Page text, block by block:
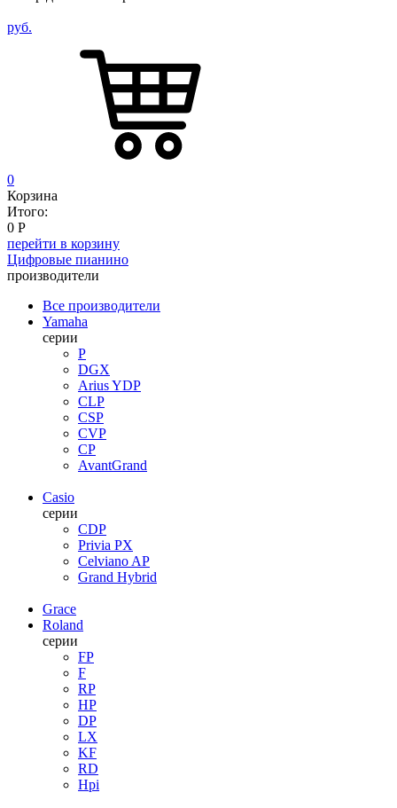
руб.
0
Корзина
Итого:
0 Р
перейти в корзину
Цифровые пианино
производители
Все производители
Yamaha
серии
P
DGX
Arius YDP
CLP
CSP
CVP
CP
AvantGrand
Casio
серии
CDP
Privia PX
Celviano AP
Grand Hybrid
Grace
Roland
серии
FP
F
RP
HP
DP
LX
KF
RD
Hpi